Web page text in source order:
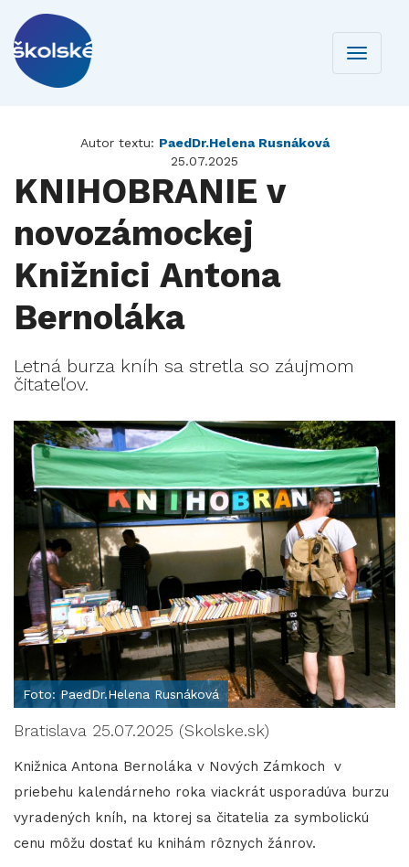
Toggle
Autor textu: PaedDr.Helena Rusnáková
25.07.2025
KNIHOBRANIE v
novozámockej
Knižnici Antona
Bernoláka
Letná burza kníh sa stretla so záujmom
čitateľov.
Foto: PaedDr.Helena Rusnáková
Bratislava 25.07.2025 (Skolske.sk)
Knižnica Antona Bernoláka v Nových Zámkoch v
priebehu kalendárneho roka viackrát usporadúva burzu
vyradených kníh, na ktorej sa čitatelia za symbolickú
cenu môžu dostať ku knihám rôznych žánrov.